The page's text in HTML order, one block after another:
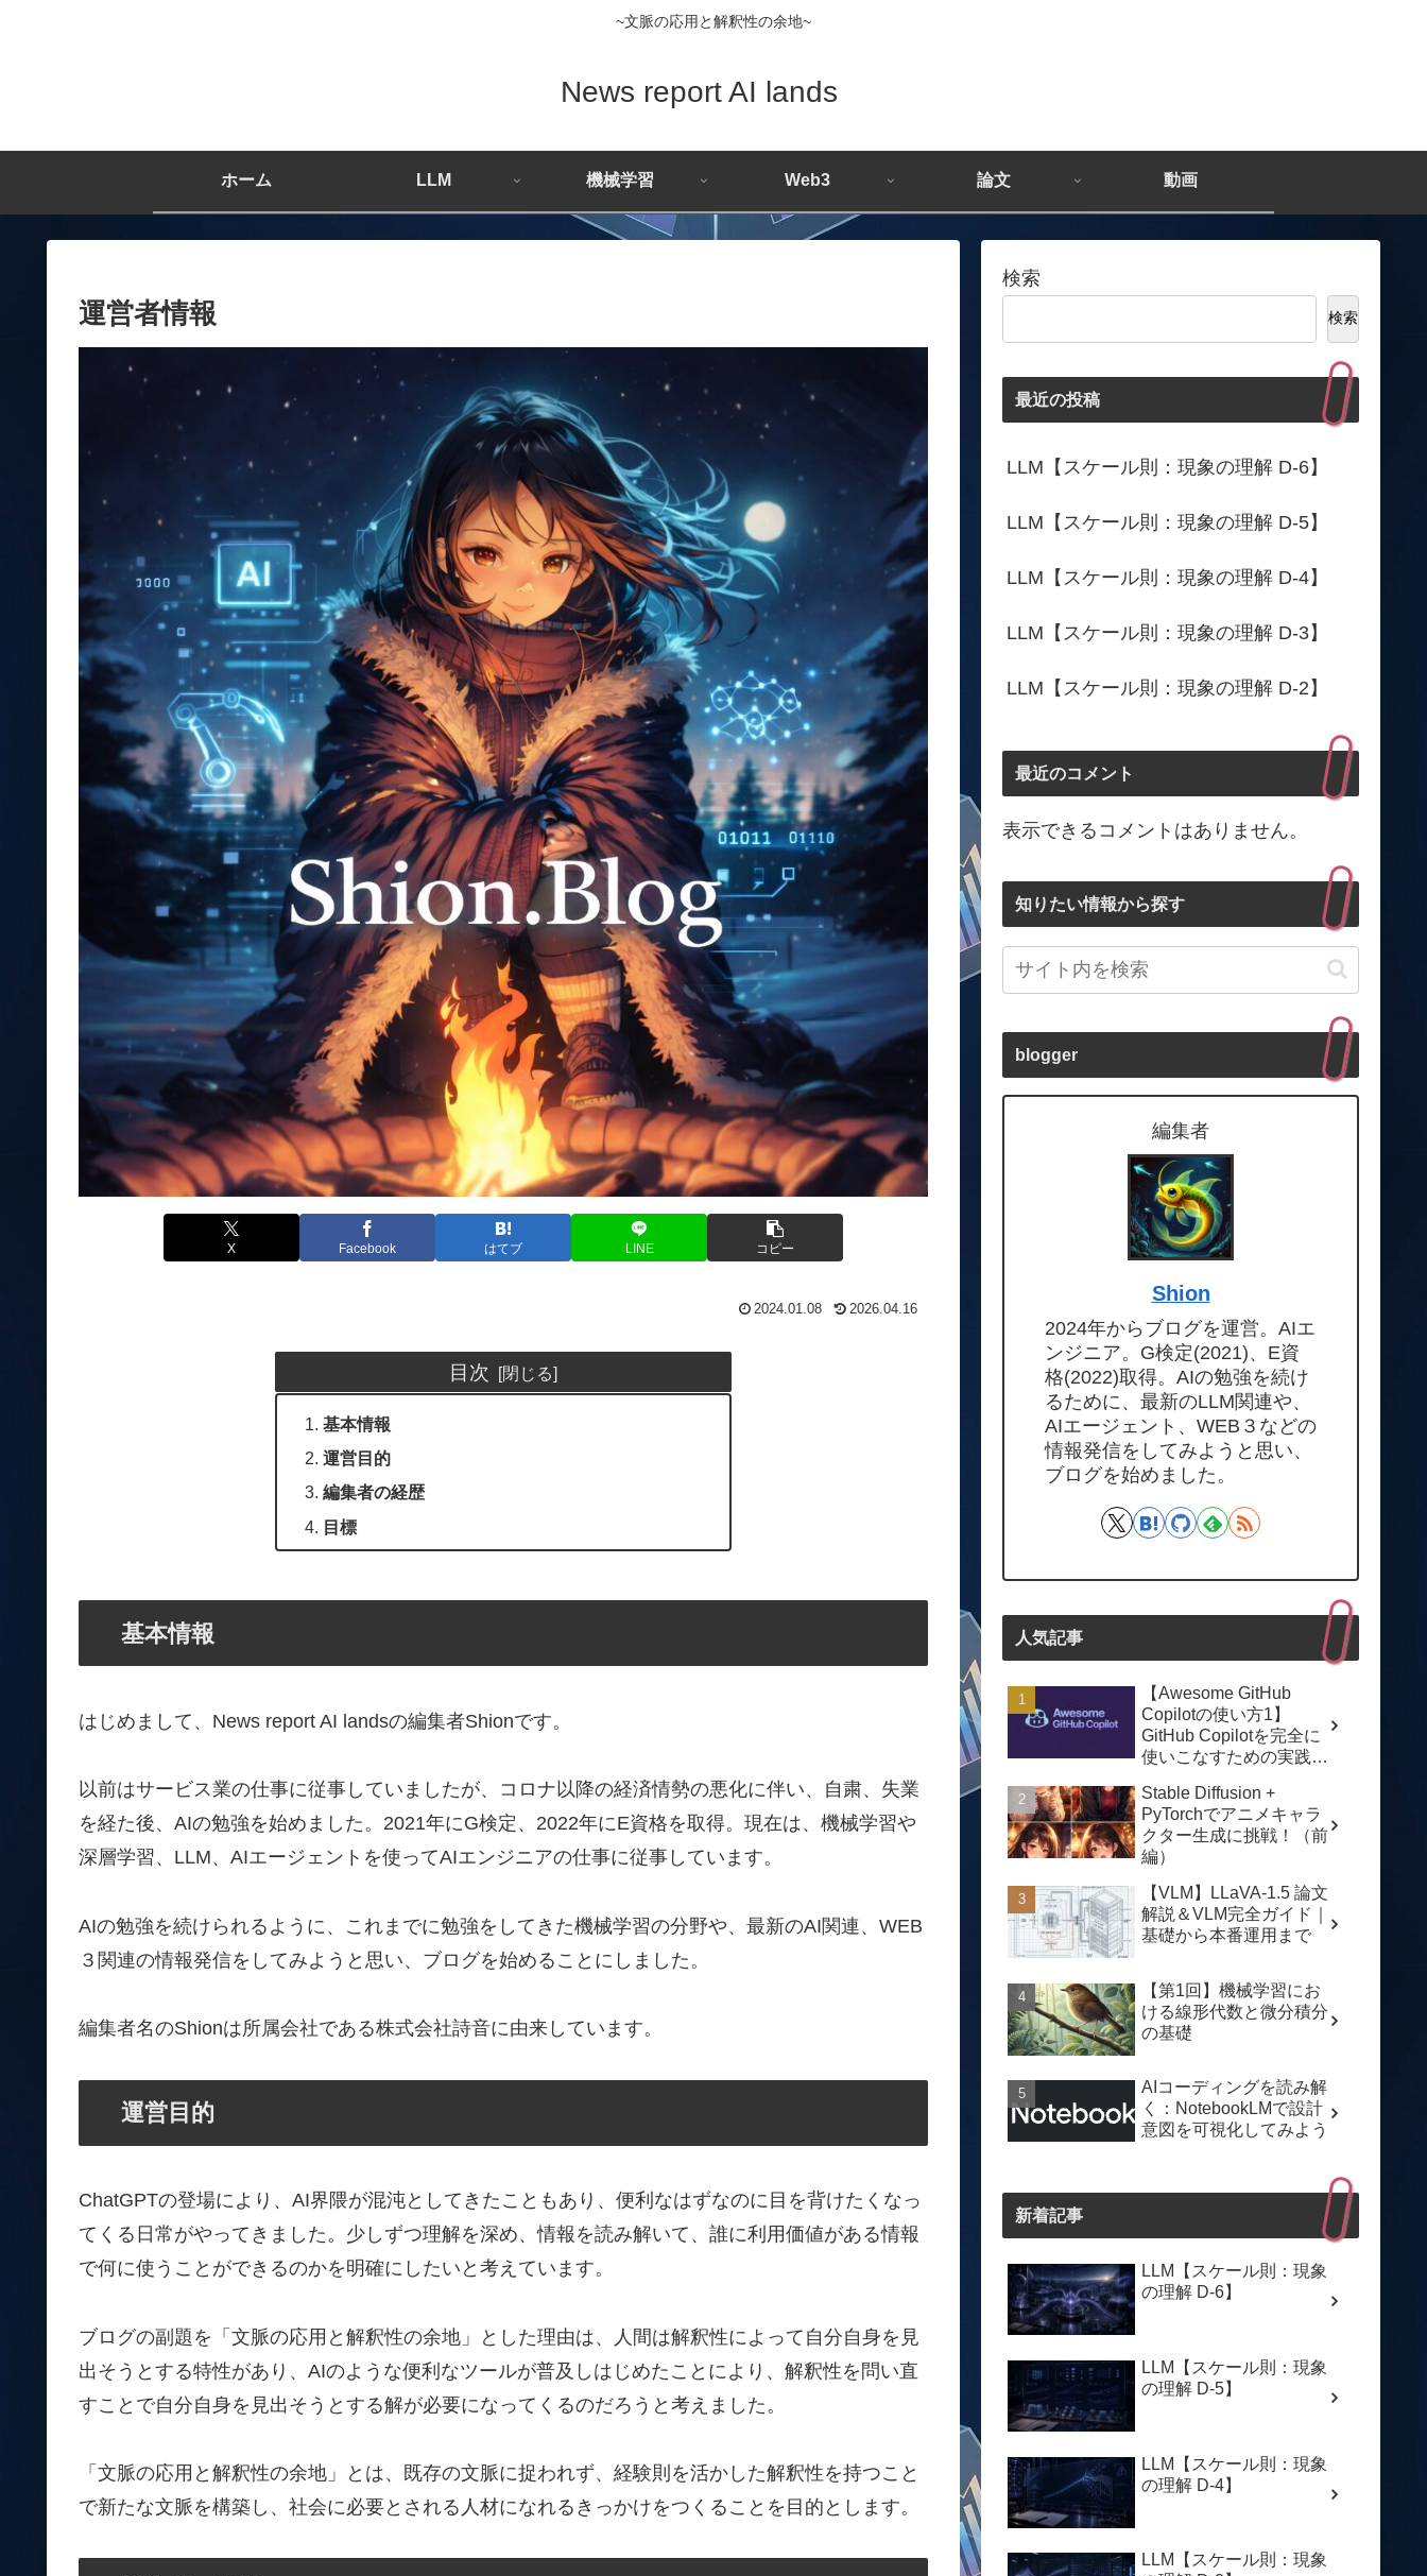
~文脈の応用と解釈性の余地~
News report AI lands
ホーム LLM 機械学習 Web3 論文 動画
運営者情報
X Facebook はてブ LINE コピー
2024.01.08 2026.04.16
目次
基本情報
運営目的
編集者の経歴
目標
基本情報
はじめまして、News report AI landsの編集者Shionです。
以前はサービス業の仕事に従事していましたが、コロナ以降の経済情勢の悪化に伴い、自粛、失業
を経た後、AIの勉強を始めました。2021年にG検定、2022年にE資格を取得。現在は、機械学習や
深層学習、LLM、AIエージェントを使ってAIエンジニアの仕事に従事しています。
AIの勉強を続けられるように、これまでに勉強をしてきた機械学習の分野や、最新のAI関連、WEB
３関連の情報発信をしてみようと思い、ブログを始めることにしました。
編集者名のShionは所属会社である株式会社詩音に由来しています。
運営目的
ChatGPTの登場により、AI界隈が混沌としてきたこともあり、便利なはずなのに目を背けたくなっ
てくる日常がやってきました。少しずつ理解を深め、情報を読み解いて、誰に利用価値がある情報
で何に使うことができるのかを明確にしたいと考えています。
ブログの副題を「文脈の応用と解釈性の余地」とした理由は、人間は解釈性によって自分自身を見
出そうとする特性があり、AIのような便利なツールが普及しはじめたことにより、解釈性を問い直
すことで自分自身を見出そうとする解が必要になってくるのだろうと考えました。
「文脈の応用と解釈性の余地」とは、既存の文脈に捉われず、経験則を活かした解釈性を持つこと
で新たな文脈を構築し、社会に必要とされる人材になれるきっかけをつくることを目的とします。
検索
検索
最近の投稿
LLM【スケール則：現象の理解 D-6】
LLM【スケール則：現象の理解 D-5】
LLM【スケール則：現象の理解 D-4】
LLM【スケール則：現象の理解 D-3】
LLM【スケール則：現象の理解 D-2】
最近のコメント
表示できるコメントはありません。
知りたい情報から探す
blogger
編集者
Shion
2024年からブログを運営。AIエ
ンジニア。G検定(2021)、E資
格(2022)取得。AIの勉強を続け
るために、最新のLLM関連や、
AIエージェント、WEB３などの
情報発信をしてみようと思い、
ブログを始めました。
人気記事
【Awesome GitHub
Copilotの使い方1】
GitHub Copilotを完全に
使いこなすための実践ガ
Stable Diffusion +
PyTorchでアニメキャラ
クター生成に挑戦！（前
編）
【VLM】LLaVA-1.5 論文
解説＆VLM完全ガイド｜
基礎から本番運用まで
【第1回】機械学習にお
ける線形代数と微分積分
の基礎
AIコーディングを読み解
く：NotebookLMで設計
意図を可視化してみよう
新着記事
LLM【スケール則：現象
の理解 D-6】
LLM【スケール則：現象
の理解 D-5】
LLM【スケール則：現象
の理解 D-4】
LLM【スケール則：現象